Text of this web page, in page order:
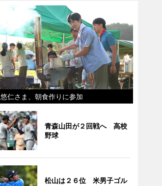
悠仁さま、朝食作りに参加
青森山田が２回戦へ 高校
野球
松山は２６位 米男子ゴル